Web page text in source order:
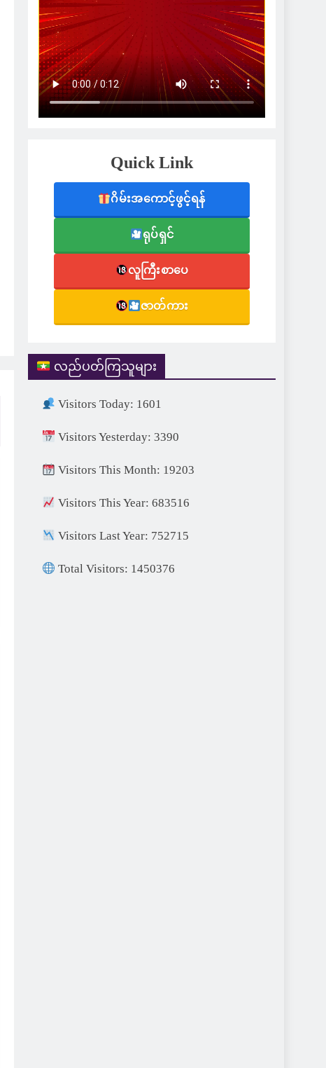
Quick Link
ဂိမ်းအကောင့်ဖွင့်ရန်
ရုပ်ရှင်
လူကြီးစာပေ
ဇာတ်ကား
လည်ပတ်ကြသူများ
Visitors Today: 1601
Visitors Yesterday: 3390
Visitors This Month: 19203
Visitors This Year: 683516
Visitors Last Year: 752715
Total Visitors: 1450376